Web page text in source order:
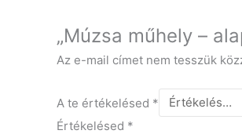
„Múzsa műhely –
Az e-mail címet nem tesszük
A te értékelésed *
Értékelésed *